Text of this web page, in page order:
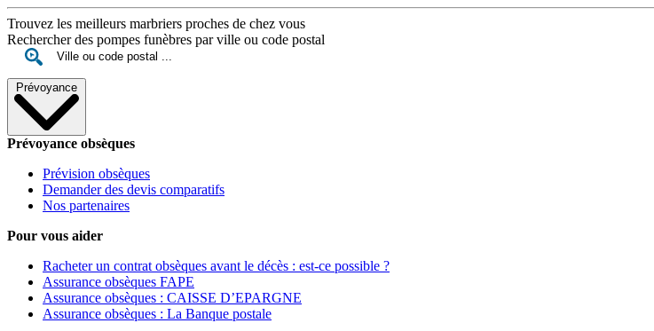
Trouvez les meilleurs marbriers proches de chez vous
Rechercher des pompes funèbres par ville ou code postal
Prévoyance
Prévoyance obsèques
Prévision obsèques
Demander des devis comparatifs
Nos partenaires
Pour vous aider
Racheter un contrat obsèques avant le décès : est-ce possible ?
Assurance obsèques FAPE
Assurance obsèques : CAISSE D’EPARGNE
Assurance obsèques : La Banque postale